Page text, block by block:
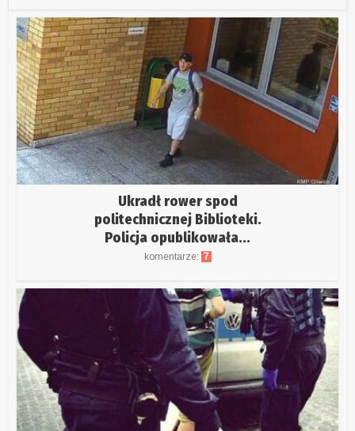
Ukradł rower spod
politechnicznej Biblioteki.
Policja opublikowała...
komentarze: 7